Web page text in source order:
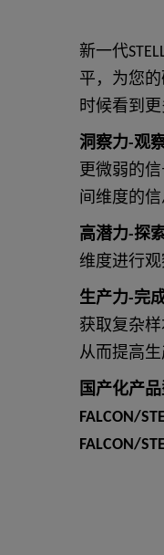
新一代
平，为您的
时候看到
洞察力-观
更微弱的
间维度的信
高潜力-探
维度进行观
生产力-完
获取复杂
从而提高生
国产化产品
FALCON/
FALCON/